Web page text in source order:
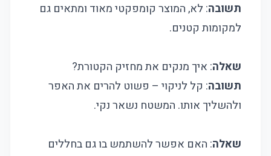
תשובה: לא, המוצר קומפקטי מאוד ומתאים גם
למקומות קטנים.
שאלה: איך מנקים את מחזיק הקטורת?
תשובה: קל לניקוי – פשוט להרים את האפר
ולהשליך אותו. המשטח נשאר נקי.
שאלה: האם אפשר להשתמש בו גם בחללים